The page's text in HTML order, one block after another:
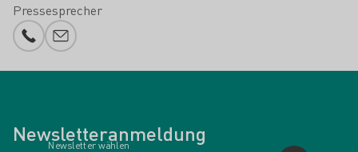
Pressesprecher
Telefonnummer
E-Mail-Adresse
Newsletteranmeldung
Newsletter wählen